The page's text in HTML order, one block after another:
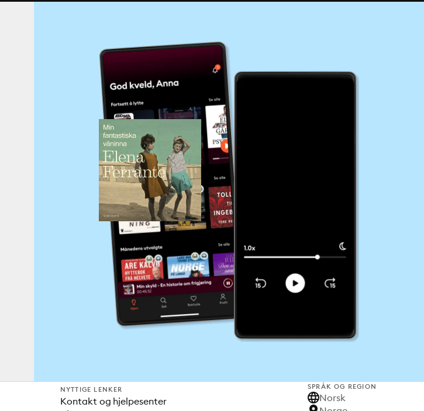
NYTTIGE LENKER
Kontakt og hjelpesenter
SPRÅK OG REGION
Norsk